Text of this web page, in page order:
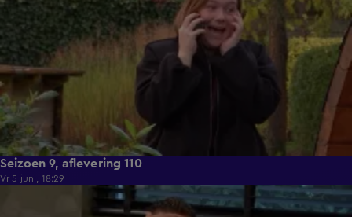
Seizoen 9, aflevering 110
Vr 5 juni, 18:29